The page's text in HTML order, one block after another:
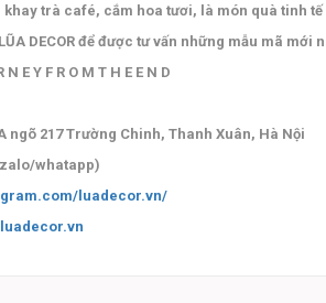
khay trà café, cắm hoa tươi, là món quà tinh
DECOR để được tư vấn những mẫu mã mới
E Y F R O M T H E E N D
ngõ 217 Trường Chinh, Thanh Xuân, Hà Nội
whatapp)
luadecor.vn/